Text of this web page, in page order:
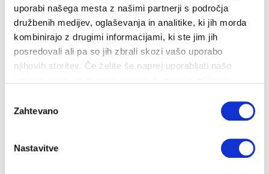
uporabi našega mesta z našimi partnerji s področja
družbenih medijev, oglaševanja in analitike, ki jih morda
kombinirajo z drugimi informacijami, ki ste jim jih
posredovali ali pa so jih zbrali skozi vašo uporabo
njihovih storitev. Če želite še naprej uporabljati našo
soglasja
Zahtevano
Nastavitve
26. 10. 2022
PrihrankiEnergija
Zakon o nujnem ukrepu na področju davka na dodano vrednost za
omilitev dviga cen energento...